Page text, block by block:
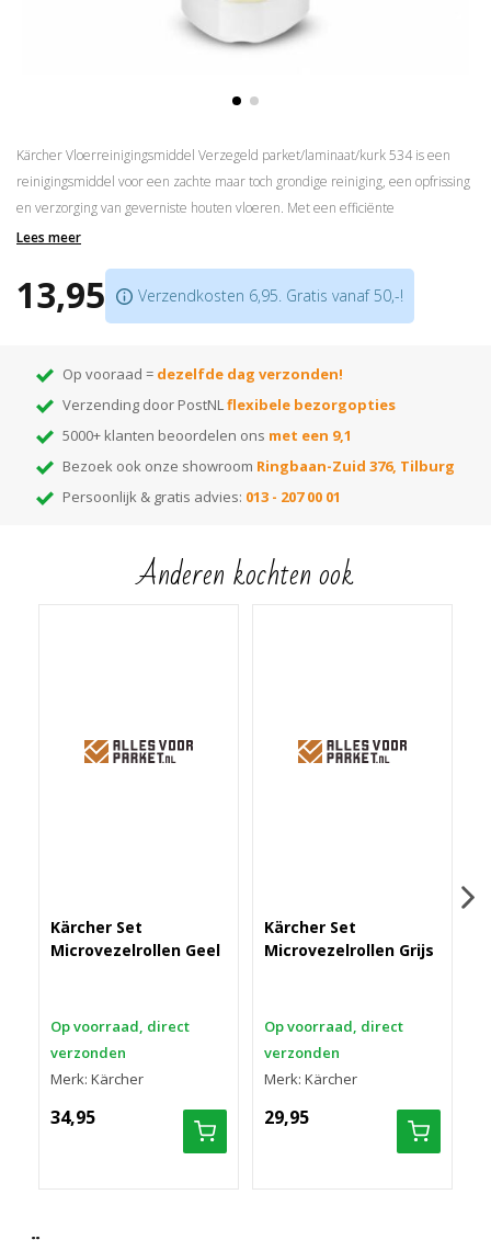
Kärcher Vloerreinigingsmiddel Verzegeld parket/laminaat/kurk 534 is een
reinigingsmiddel voor een zachte maar toch grondige reiniging, een opfrissing
en verzorging van geverniste houten vloeren. Met een efficiënte
vochtbescherming tegen het opzwellen van de vloer. Met frisse citroengeur.
Voor gelakt hout, laminaat of kurk
2-in-1 – reiniging en verzorging in één stap
Aangename, frisse geur van citroen
Tip: wilt u meer informatie over dit product bekijk dan de
pagina!
Lees meer
13,95 Verzendkosten 6,95. Gratis vanaf 50,-!
Op vooraad = dezelfde dag verzonden!
Verzending door PostNLflexibele bezorgopties
5000+ klanten beoordelen ons met een 9,1
Bezoek ook onze showroom Ringbaan-Zuid 376, Tilburg
Persoonlijk & gratis advies: 013 - 207 00 01
Anderen kochten ook
Kärcher Set
Microvezelrollen Geel
Op voorraad, direct
verzonden
Merk: Kärcher
34,95
Kärcher Set
Microvezelrollen Grijs
Op voorraad, direct
verzonden
Merk: Kärcher
29,95